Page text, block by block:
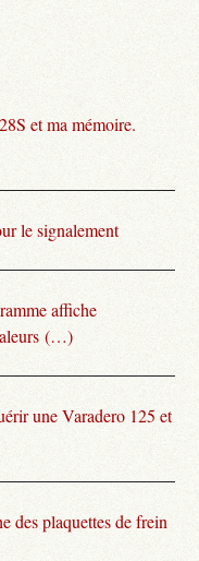
et ma mémoire.
le signalement
affiche
(…)
une Varadero 125 et
des plaquettes de frein